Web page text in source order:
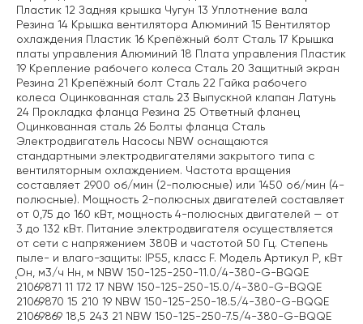
Пластик 12 Задняя крышка Чугун 13 Уплотнение вала
Резина 14 Крышка вентилятора Алюминий 15 Вентилятор
охлаждения Пластик 16 Крепёжный болт Сталь 17 Крышка
платы управления Алюминий 18 Плата управления Пластик
19 Крепление рабочего колеса Сталь 20 Защитный экран
Резина 21 Крепёжный болт Сталь 22 Гайка рабочего
колеса Оцинкованная сталь 23 Выпускной клапан Латунь
24 Прокладка фланца Резина 25 Ответный фланец
Оцинкованная сталь 26 Болты фланца Сталь
Электродвигатель Насосы NBW оснащаются
стандартными электродвигателями закрытого типа с
вентиляторным охлаждением. Частота вращения
составляет 2900 об/мин (2-полюсные) или 1450 об/мин (4-
полюсные). Мощность 2-полюсных двигателей составляет
от 0,75 до 160 кВт, мощность 4-полюсных двигателей — от
3 до 132 кВт. Питание электродвигателя осуществляется
от сети с напряжением 380В и частотой 50 Гц. Степень
пыле- и влаго-защиты: IP55, класс F. Модель Артикул P, кВт
Ǫн, м3/ч Hн, м NBW 150-125-250-11.0/4-380-G-BQQE
21069871 11 172 17 NBW 150-125-250-15.0/4-380-G-BQQE
21069870 15 210 19 NBW 150-125-250-18.5/4-380-G-BQQE
21069869 18,5 243 21 NBW 150-125-250-7.5/4-380-G-BQQE